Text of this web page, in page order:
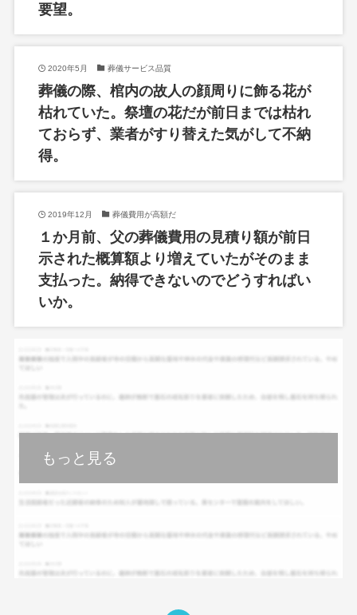
要望。
2020年5月 葬儀サービス品質
葬儀の際、棺内の故人の顔周りに飾る花が
枯れていた。祭壇の花だが前日までは枯れ
ておらず、業者がすり替えた気がして不納
得。
2019年12月 葬儀費用が高額だ
１か月前、父の葬儀費用の見積り額が前日
示された概算額より増えていたがそのまま
支払った。納得できないのでどうすればい
いか。
もっと見る